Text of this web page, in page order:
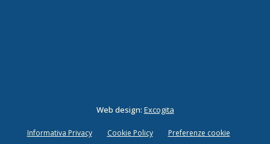
Web design: Excogita
Informativa Privacy Cookie Policy Preferenze cookie